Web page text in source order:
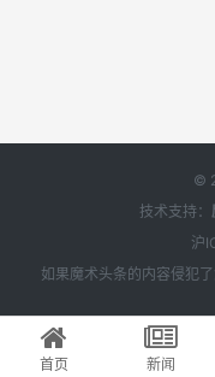
©
技术支持：
沪
如果 魔术头条的内容侵犯
首页 新闻